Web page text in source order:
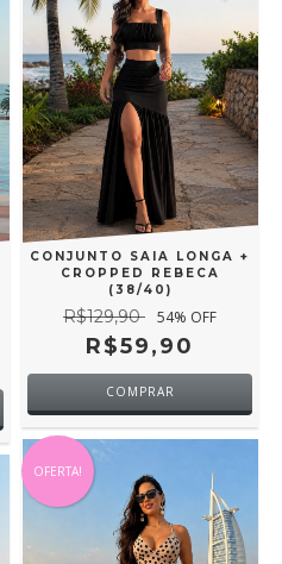
CONJUNTO SAIA LONGA +
CROPPED REBECA
(38/40)
R$129,90 54% OFF
R$59,90
COMPRAR
OFERTA!